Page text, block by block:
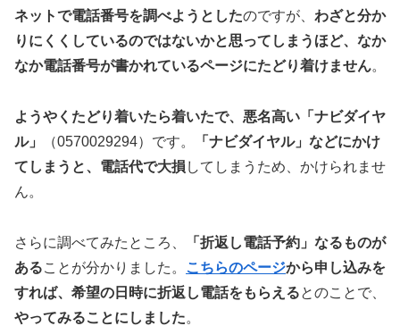
ネットで電話番号を調べようとしたのですが、 わざと分か
りにくくしているのではないかと思ってしまうほど、なか
なか電話番号が書かれているページにたどり着けません。
ようやくたどり着いたら着いたで、悪名高い「ナビダイヤ
ル」
（0570029294）です。
「ナビダイヤル」などにかけ
てしまうと、電話代で大損 してしまうため、かけられませ
ん。
さらに調べてみたところ、
「折返し電話予約」なるものが
あることが分かりました。 こちらのページから申し込みを
すれば、希望の日時に折返し電話をもらえるとのことで、
やってみることにしました。